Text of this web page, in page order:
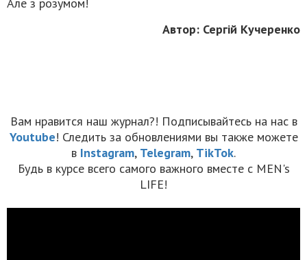
Автор: Сергій Кучеренко
Вам нравится наш журнал?! Подписывайтесь на нас в
Youtube! Следить за обновлениями вы также можете
в Instagram, Telegram, TikTok.
Будь в курсе всего самого важного вместе с MEN's
LIFE!